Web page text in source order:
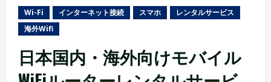
Wi-Fi インターネット接続 スマホ
レンタルサービス
海外Wifi
日本国内・海外向けモバイル